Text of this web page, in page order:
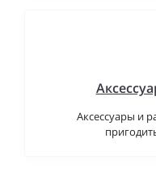
Аксессуары и